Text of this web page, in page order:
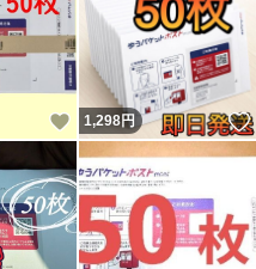
いいね！
1,298円